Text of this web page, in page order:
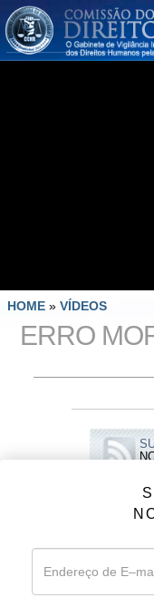
HOME » VÍDEOS
ERRO